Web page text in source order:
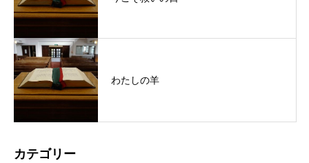
わたしの羊
カテゴリー